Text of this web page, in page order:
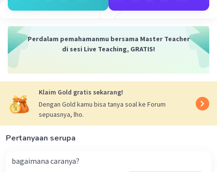
Iklan
Perdalam pemahamanmu bersama Master Teacher
di sesi Live Teaching, GRATIS!
Klaim Gold gratis sekarang!
Dengan Gold kamu bisa tanya soal ke Forum
sepuasnya, lho.
Pertanyaan serupa
bagaimana caranya?